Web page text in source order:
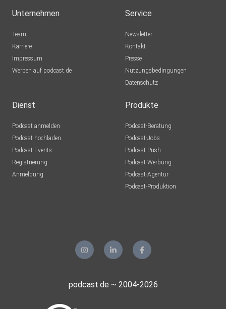
Unternehmen
Team
Karriere
Impressum
Werben auf podcast.de
Service
Newsletter
Kontakt
Presse
Nutzungsbedingungen
Datenschutz
Dienst
Podcast anmelden
Podcast hochladen
Podcast-Events
Registrierung
Anmeldung
Produkte
Podcast-Beratung
Podcast-Jobs
Podcast-Push
Podcast-Werbung
Podcast-Agentur
Podcast-Produktion
podcast.de ~ 2004-2026